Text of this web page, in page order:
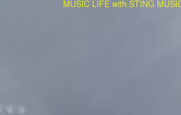
MUSIC LIFE with STING